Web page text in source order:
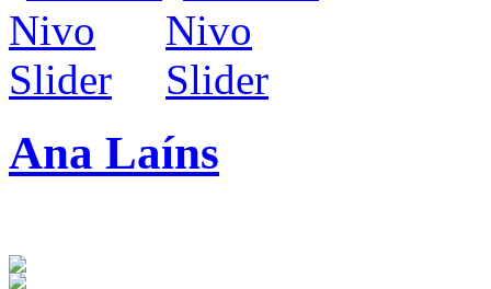
Ana Laíns